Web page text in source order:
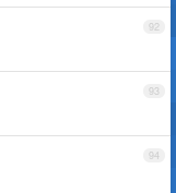
92
93
94